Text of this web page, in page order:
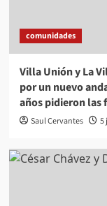
comunidades
Villa Unión y La
por un nuevo
años pidieron las
Saul Cervantes 5